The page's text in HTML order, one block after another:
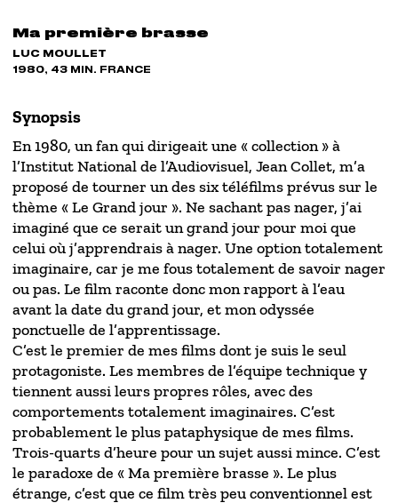
Ma première brasse
LUC MOULLET
1980, 43 MIN. FRANCE
Synopsis
En 1980, un fan qui dirigeait une « collection » à
l’Institut National de l’Audiovisuel, Jean Collet, m’a
proposé de tourner un des six téléfilms prévus sur le
thème « Le Grand jour ». Ne sachant pas nager, j’ai
imaginé que ce serait un grand jour pour moi que
celui où j’apprendrais à nager. Une option totalement
imaginaire, car je me fous totalement de savoir nager
ou pas. Le film raconte donc mon rapport à l’eau
avant la date du grand jour, et mon odyssée
ponctuelle de l’apprentissage.
C’est le premier de mes films dont je suis le seul
protagoniste. Les membres de l’équipe technique y
tiennent aussi leurs propres rôles, avec des
comportements totalement imaginaires. C’est
probablement le plus pataphysique de mes films.
Trois-quarts d’heure pour un sujet aussi mince. C’est
le paradoxe de « Ma première brasse ». Le plus
étrange, c’est que ce film très peu conventionnel est